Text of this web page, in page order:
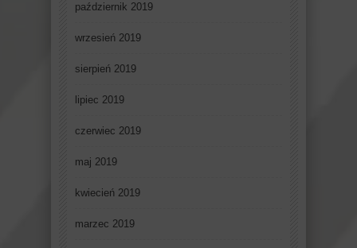
październik 2019
wrzesień 2019
sierpień 2019
lipiec 2019
czerwiec 2019
maj 2019
kwiecień 2019
marzec 2019